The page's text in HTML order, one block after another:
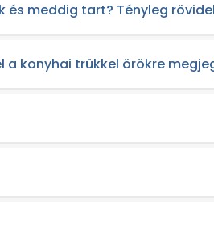
és meddig tart? Tényleg
a konyhai trükkel örökre